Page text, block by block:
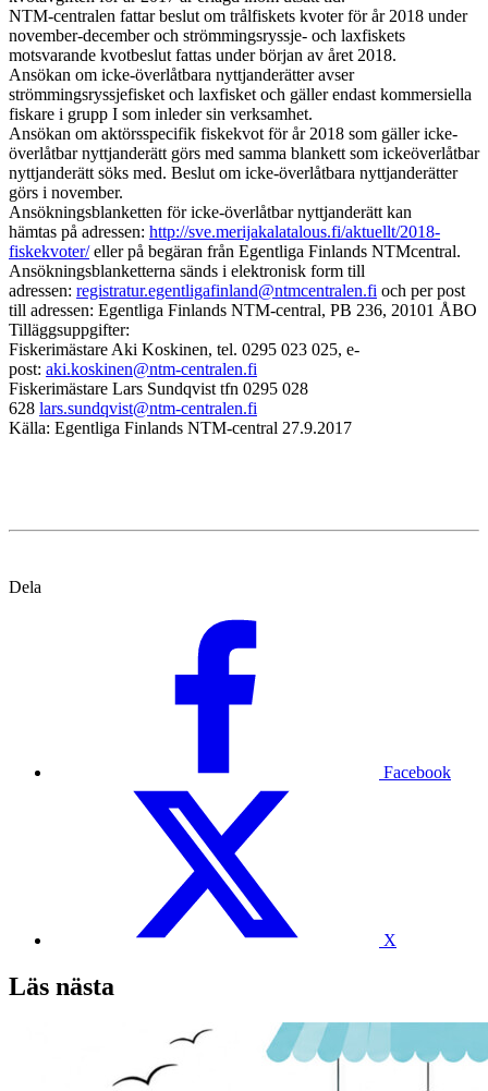
NTM-centralen fattar beslut om trålfiskets kvoter för år 2018 under
november-december och strömmingsryssje- och laxfiskets
motsvarande kvotbeslut fattas under början av året 2018.
Ansökan om icke-överlåtbara nyttjanderätter avser
strömmingsryssjefisket och laxfisket och gäller endast kommersiella
fiskare i grupp I som inleder sin verksamhet.
Ansökan om aktörsspecifik fiskekvot för år 2018 som gäller icke-
överlåtbar nyttjanderätt görs med samma blankett som ickeöverlåtbar
nyttjanderätt söks med. Beslut om icke-överlåtbara nyttjanderätter
görs i november.
Ansökningsblanketten för icke-överlåtbar nyttjanderätt kan
hämtas på adressen: http://sve.merijakalatalous.fi/aktuellt/2018-
fiskekvoter/ eller på begäran från Egentliga Finlands NTMcentral.
Ansökningsblanketterna sänds i elektronisk form till
adressen: registratur.egentligafinland@ntmcentralen.fi och per post
till adressen: Egentliga Finlands NTM-central, PB 236, 20101 ÅBO
Tilläggsuppgifter:
Fiskerimästare Aki Koskinen, tel. 0295 023 025, e-
post: aki.koskinen@ntm-centralen.fi
Fiskerimästare Lars Sundqvist tfn 0295 028
628 lars.sundqvist@ntm-centralen.fi
Källa: Egentliga Finlands NTM-central 27.9.2017
Dela
Facebook
X
Läs nästa